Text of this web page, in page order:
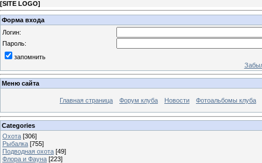
[SITE LOGO]
Форма входа
Логин:
Пароль:
запомнить
Меню сайта
Главная страница Форум клуба Новости Фотоальбомы клуба
Categories
Охота [306]
Рыбалка [755]
Подводная охота [49]
Флора и Фауна [223]